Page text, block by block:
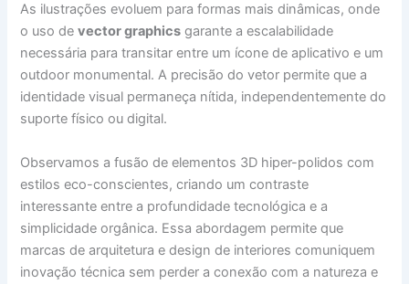
As ilustrações evoluem para formas mais dinâmicas, onde
o uso devector graphics garante a escalabilidade
necessária para transitar entre um ícone de aplicativo e um
outdoor monumental. A precisão do vetor permite que a
identidade visual permaneça nítida, independentemente do
suporte físico ou digital.
Observamos a fusão de elementos 3D hiper-polidos com
estilos eco-conscientes, criando um contraste
interessante entre a profundidade tecnológica e a
simplicidade orgânica. Essa abordagem permite que
marcas de arquitetura e design de interiores comuniquem
inovação técnica sem perder a conexão com a natureza e